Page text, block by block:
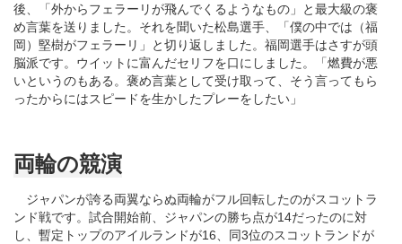
後、「外からフェラーリが飛んでくるようなもの」と最大級の褒
め言葉を送りました。それを聞いた松島選手、「僕の中では（福
岡）堅樹がフェラーリ」と切り返しました。福岡選手はさすが頭
脳派です。ウイットに富んだセリフを口にしました。「燃費が悪
いというのもある。褒め言葉として受け取って、そう言ってもら
ったからにはスピードを生かしたプレーをしたい」
両輪の競演
ジャパンが誇る両翼ならぬ両輪がフル回転したのがスコットラ
ンド戦です。試合開始前、ジャパンの勝ち点が14だったのに対
し、暫定トップのアイルランドが16、同3位のスコットランドが